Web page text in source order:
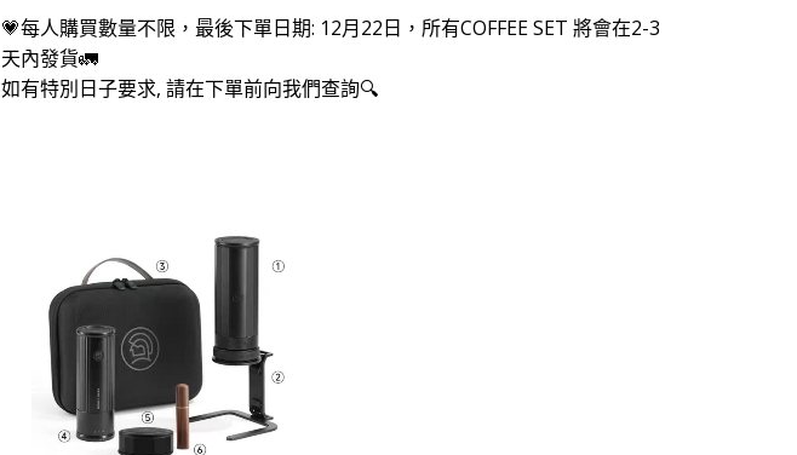
💗每人購買數量不限，最後下單日期: 12月22日，所有COFFEE SET 將會在2-3
天內發貨🚛
如有特別日子要求, 請在下單前向我們查詢🔍